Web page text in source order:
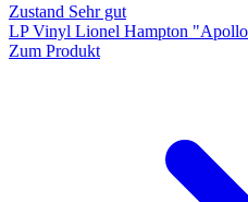
Zustand Sehr gut
LP Vinyl Lionel Hampton
Zum Produkt